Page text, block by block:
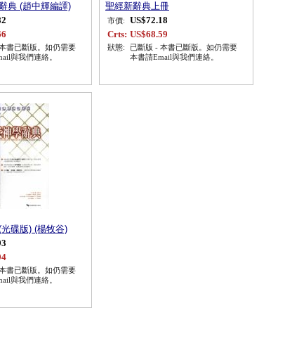
典 (趙中輝編譯)
書已斷版。如仍需要
與我們連絡。
聖經新辭典上冊
市價:
US$72.18
Crts: US$68.59
狀態:
已斷版 - 本書已斷版。如仍需要
本書請Email與我們連絡。
碟版) (楊牧谷)
書已斷版。如仍需要
與我們連絡。